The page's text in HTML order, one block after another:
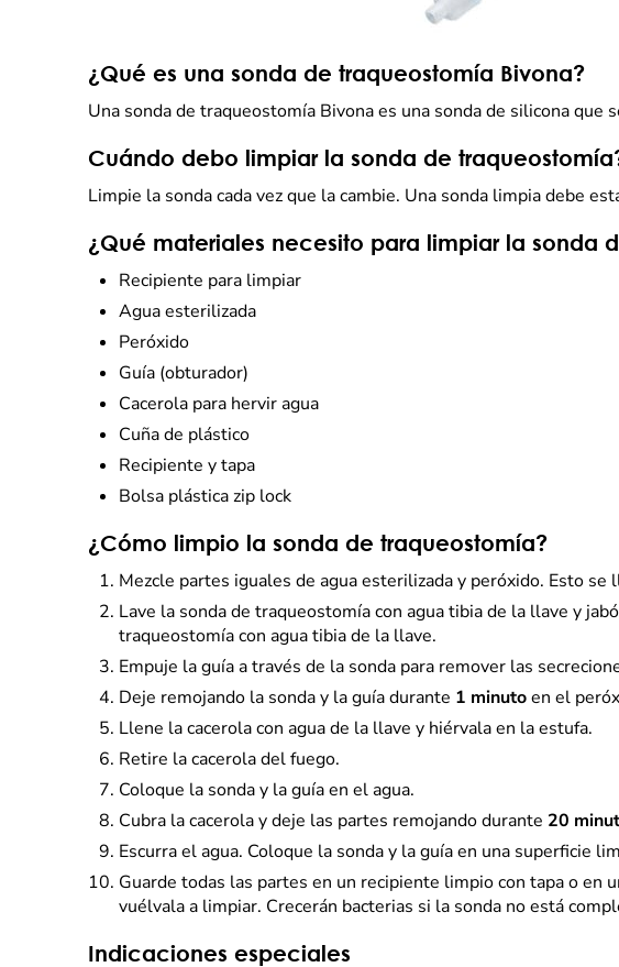
¿Qué es una sonda de traqueostomía Bivona?
Una sonda de traqueostomía Bivona es una sonda de silicona
Cuándo debo limpiar la sonda de
Limpie la sonda cada vez que la cambie. Una sonda limpia debe
¿Qué materiales necesito para limpiar la sonda
Recipiente para limpiar
Agua esterilizada
Peróxido
Guía (obturador)
Cacerola para hervir agua
Cuña de plástico
Recipiente y tapa
Bolsa plástica zip lock
¿Cómo limpio la sonda de traqueostomía?
Mezcle partes iguales de agua esterilizada y peróxido. Esto se
Lave la sonda de traqueostomía con agua tibia de la llave y
traqueostomía con agua tibia de la llave.
Empuje la guía a través de la sonda para remover las
Deje remojando la sonda y la guía durante 1 minutoen el
Llene la cacerola con agua de la llave y hiérvala en la estufa.
Retire la cacerola del fuego.
Coloque la sonda y la guía en el agua.
Cubra la cacerola y deje las partes remojando durante 20
Escurra el agua. Coloque la sonda y la guía en una superficie
Guarde todas las partes en un recipiente limpio con tapa o en
vuélvala a limpiar. Crecerán bacterias si la sonda no está
Indicaciones especiales